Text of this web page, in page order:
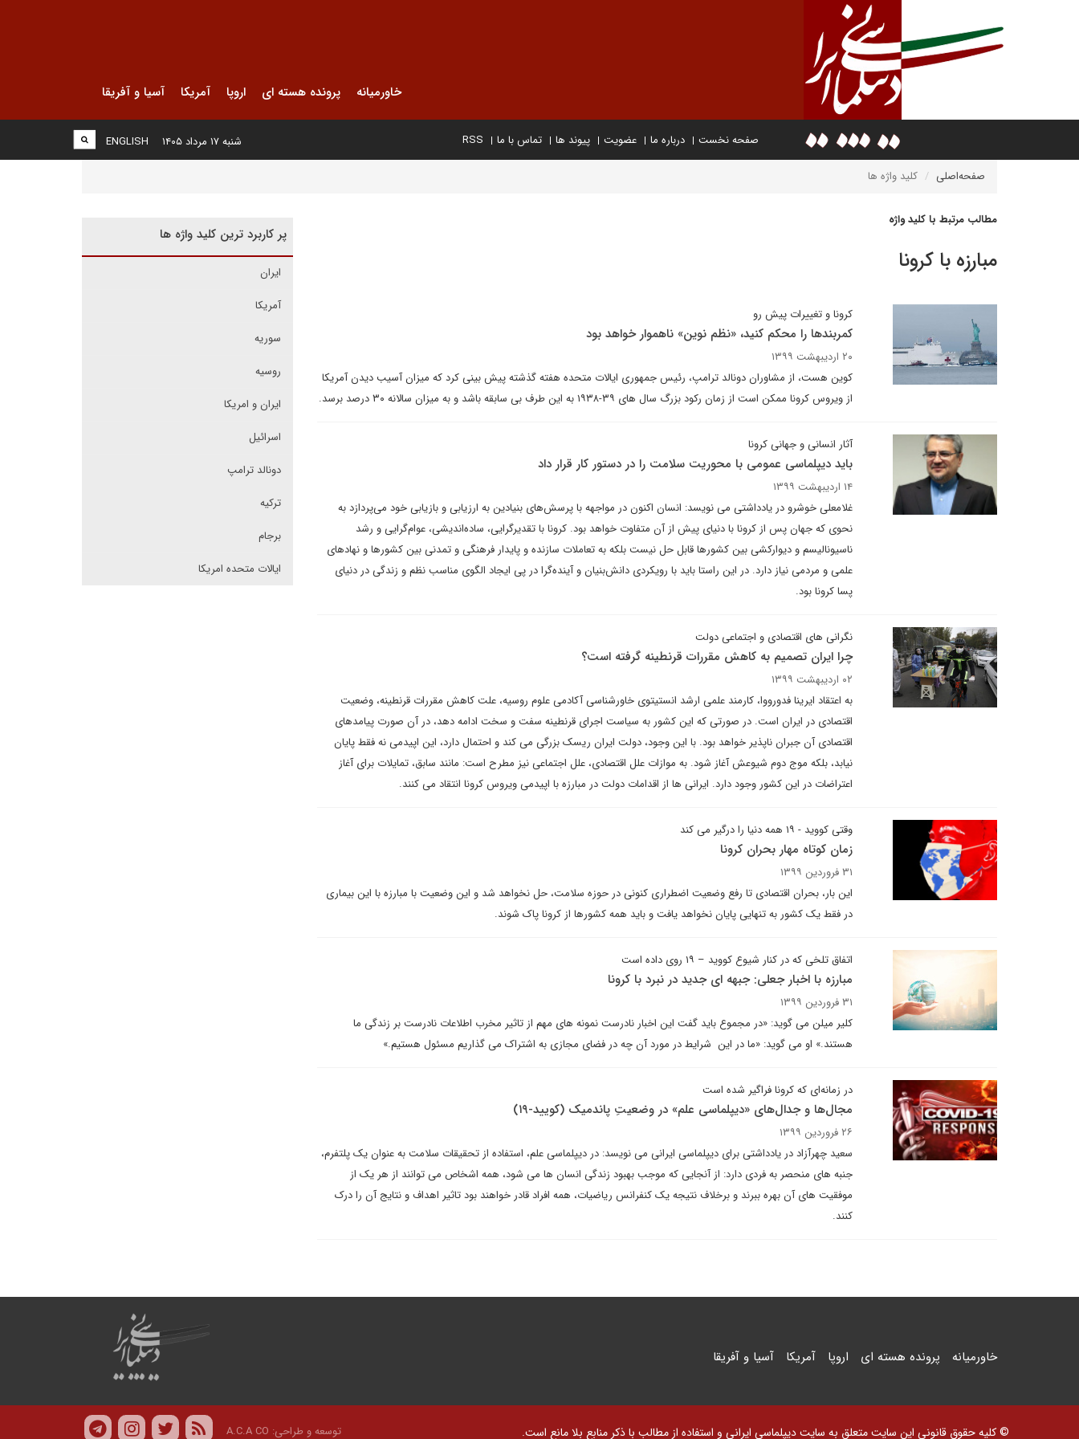
خاورمیانه پرونده هسته ای اروپا آمریکا آسیا و آفریقا
صفحه نخست درباره ما عضویت پیوند ها تماس با ما RSS
ENGLISH شنبه ۱۷ مرداد ۱۴۰۵
صفحه‌اصلی کلید واژه ها
مطالب مرتبط با کلید واژه
مبارزه با کرونا
کرونا و تغییرات پیش رو
کمربندها را محکم کنید، «نظم نوین» ناهموار خواهد بود
۲۰ اردیبهشت ۱۳۹۹
کوین هست، از مشاوران دونالد ترامپ، رئیس جمهوری ایالات متحده هفته گذشته پیش بینی کرد که میزان آسیب دیدن آمریکا
از ویروس کرونا ممکن است از زمان رکود بزرگ سال های ۳۹-۱۹۳۸ به این طرف بی سابقه باشد و به میزان سالانه ۳۰ درصد برسد.
آثار انسانی و جهانی کرونا
باید دیپلماسی عمومی با محوریت سلامت را در دستور کار قرار داد
۱۴ اردیبهشت ۱۳۹۹
غلامعلی خوشرو در یادداشتی می نویسد: انسان اکنون در مواجهه با پرسش‌های بنیادین به ارزیابی و بازیابی خود می‌پردازد به
نحوی که جهان پس از کرونا با دنیای پیش از آن متفاوت خواهد بود. کرونا با تقدیرگرایی، ساده‌اندیشی، عوام‌گرایی و رشد
ناسیونالیسم و دیوارکشی بین کشورها قابل حل نیست بلکه به تعاملات سازنده و پایدار فرهنگی و تمدنی بین کشورها و نهادهای
علمی و مردمی نیاز دارد. در این راستا باید با رویکردی دانش‌بنیان و آینده‌گرا در پی ایجاد الگوی مناسب نظم و زندگی در دنیای
پسا کرونا بود.
نگرانی های اقتصادی و اجتماعی دولت
چرا ایران تصمیم به کاهش مقررات قرنطینه گرفته است؟
۰۲ اردیبهشت ۱۳۹۹
به اعتقاد ایرینا فدورووا، کارمند علمی ارشد انستیتوی خاورشناسی آکادمی علوم روسیه، علت کاهش مقررات قرنطینه، وضعیت
اقتصادی در ایران است. در صورتی که این کشور به سیاست اجرای قرنطینه سفت و سخت ادامه دهد، در آن صورت پیامدهای
اقتصادی آن جبران ناپذیر خواهد بود. با این وجود، دولت ایران ریسک بزرگی می کند و احتمال دارد، این اپیدمی نه فقط پایان
نیابد، بلکه موج دوم شیوعش آغاز شود. به موازات علل اقتصادی، علل اجتماعی نیز مطرح است: مانند سابق، تمایلات برای آغاز
اعتراضات در این کشور وجود دارد. ایرانی ها از اقدامات دولت در مبارزه با اپیدمی ویروس کرونا انتقاد می کنند.
وقتی کووید - ۱۹ همه دنیا را درگیر می کند
زمان کوتاه مهار بحران کرونا
۳۱ فروردین ۱۳۹۹
این بار، بحران اقتصادی تا رفع وضعیت اضطراری کنونی در حوزه سلامت، حل نخواهد شد و این وضعیت با مبارزه با این بیماری
در فقط یک کشور به تنهایی پایان نخواهد یافت و باید همه کشورها از کرونا پاک شوند.
اتفاق تلخی که در کنار شیوع کووید – ۱۹ روی داده است
مبارزه با اخبار جعلی: جبهه ای جدید در نبرد با کرونا
۳۱ فروردین ۱۳۹۹
کلیر میلن می گوید: «در مجموع باید گفت این اخبار نادرست نمونه های مهم از تاثیر مخرب اطلاعات نادرست بر زندگی ما
هستند.» او می گوید: «ما در این شرایط در مورد آن چه در فضای مجازی به اشتراک می گذاریم مسئول هستیم.»
در زمانه‌ای که کرونا فراگیر شده است
مجال‌ها و جدال‌های «دیپلماسی علم» در وضعیتِ پاندمیک (کویید-۱۹)
۲۶ فروردین ۱۳۹۹
سعید چهرآزاد در یادداشتی برای دیپلماسی ایرانی می نویسد: در دیپلماسی علم، استفاده از تحقیقات سلامت به عنوان یک پلتفرم،
جنبه های منحصر به فردی دارد: از آنجایی که موجب بهبود زندگی انسان ها می شود، همه اشخاص می توانند از هر یک از
موفقیت های آن بهره ببرند و برخلاف نتیجه یک کنفرانس ریاضیات، همه افراد قادر خواهند بود تاثیر اهداف و نتایج آن را درک
کنند.
پر کاربرد ترین کلید واژه ها
ایران
آمریکا
سوریه
روسیه
ایران و امریکا
اسرائیل
دونالد ترامپ
ترکیه
برجام
ایالات متحده امریکا
خاورمیانه پرونده هسته ای اروپا آمریکا آسیا و آفریقا
© کلیه حقوق قانونی این سایت متعلق به سایت دیپلماسی ایرانی و استفاده از مطالب با ذکر منابع بلا مانع است. توسعه و طراحی: A.C.A CO